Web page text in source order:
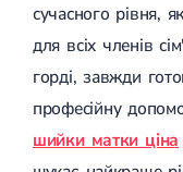
сучасного рівня,
для всіх членів
горді, завжди
професійну
шийки матки ціна